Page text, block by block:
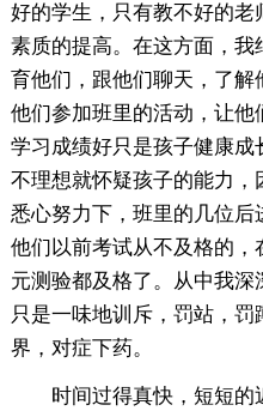
好的学生，只有教不好的
素质的提高。在这方面，
育他们，跟他们聊天，了
他们参加班里的活动，让他
学习成绩好只是孩子健康
不理想就怀疑孩子的能力
悉心努力下，班里的几位后
他们以前考试从不及格的
元测验都及格了。从中我
只是一味地训斥，罚站，
界，对症下药。
时间过得真快，短短的